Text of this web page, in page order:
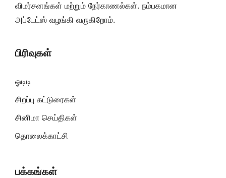
விமர்சனங்கள் மற்றும் நேர்காணல்கள். நம்பகமான
அப்டேட்ஸ் வழங்கி வருகிறோம்.
பிரிவுகள்
ஓடிடி
சிறப்பு கட்டுரைகள்
சினிமா செய்திகள்
தொலைக்காட்சி
பக்கங்கள்